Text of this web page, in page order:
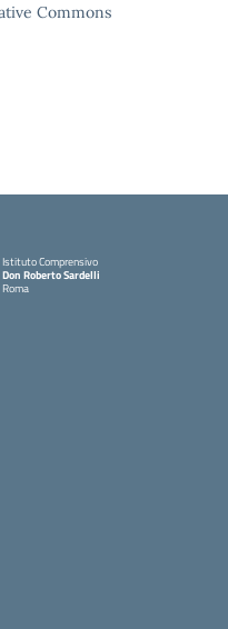
Commons
Istituto Comprensivo
Don Roberto Sardelli
Roma